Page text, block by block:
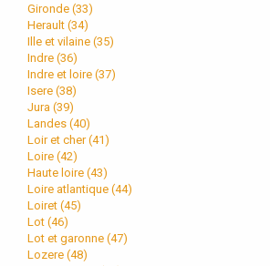
Gironde (33)
Herault (34)
Ille et vilaine (35)
Indre (36)
Indre et loire (37)
Isere (38)
Jura (39)
Landes (40)
Loir et cher (41)
Loire (42)
Haute loire (43)
Loire atlantique (44)
Loiret (45)
Lot (46)
Lot et garonne (47)
Lozere (48)